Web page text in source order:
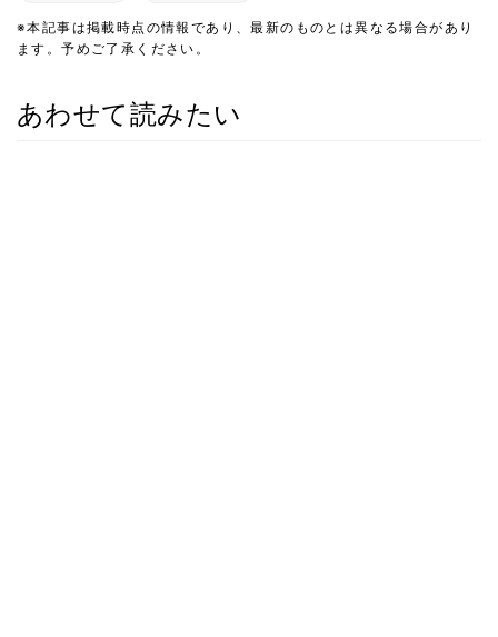
※本記事は掲載時点の情報であり、最新のものとは異なる場合があり
ます。予めご了承ください。
あわせて読みたい